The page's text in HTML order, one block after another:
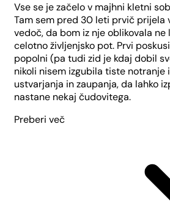
Vse se je začelo v majhni kletni
Tam sem pred 30 leti prvič prijela
vedoč, da bom iz nje oblikovala
celotno življenjsko pot. Prvi
popolni (pa tudi zid je kdaj dobil
nikoli nisem izgubila tiste
ustvarjanja in zaupanja, da lahko
nastane nekaj čudovitega.
Preberi več